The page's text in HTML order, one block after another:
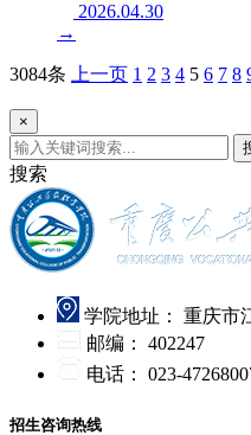
2026.04.30
→
3084条 上一页 1 2 3 4 5 6 7 8
×
搜索
学院地址：
重庆市
邮编：
402247
电话：
023-
招生咨询热线